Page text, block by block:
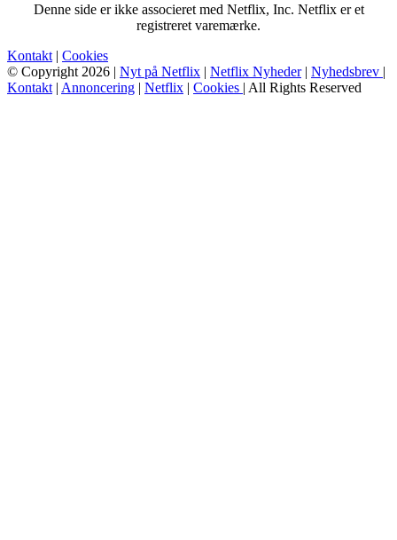
Denne side er ikke associeret med Netflix, Inc. Netflix er et
registreret varemærke.
Kontakt | Cookies
© Copyright 2026 | Nyt på Netflix | Netflix Nyheder| Nyhedsbrev |
Kontakt | Annoncering | Netflix | Cookies | All Rights Reserved